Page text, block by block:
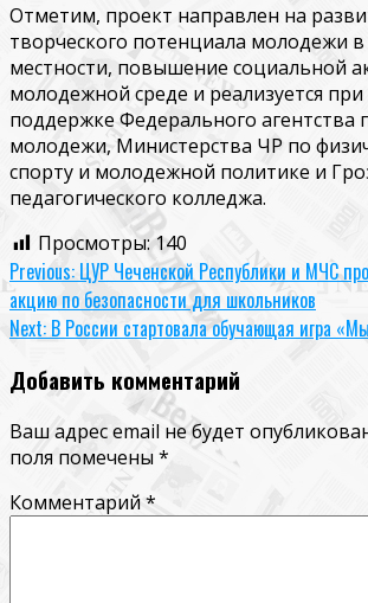
Отметим, проект направлен на
творческого потенциала молодежи в
местности, повышение социальной
молодежной среде и реализуется
поддержке Федерального агентства
молодежи, Министерства ЧР по
спорту и молодежной политике и
педагогического колледжа.
Просмотры:140
Continue
Reading
Previous: ЦУР Чеченской Республики и МЧС
акцию по безопасности для школьников
Next: В России стартовала обучающая игра
Добавить комментарий
Ваш адрес email не будет
поля помечены *
Комментарий*